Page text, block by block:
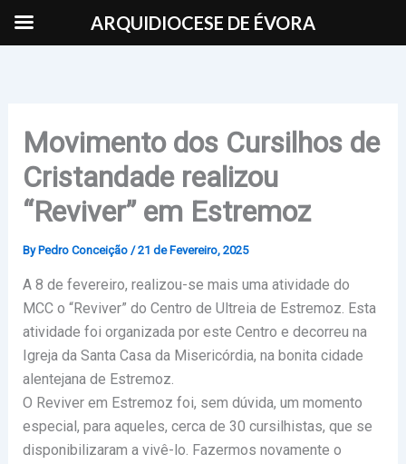
Movimento dos Cursilhos de
Cristandade realizou
“Reviver” em Estremoz
By Pedro Conceição /21 de Fevereiro, 2025
A 8 de fevereiro, realizou-se mais uma atividade do
MCC o “Reviver” do Centro de Ultreia de Estremoz. Esta
atividade foi organizada por este Centro e decorreu na
Igreja da Santa Casa da Misericórdia, na bonita cidade
alentejana de Estremoz.
O Reviver em Estremoz foi, sem dúvida, um momento
especial, para aqueles, cerca de 30 cursilhistas, que se
disponibilizaram a vivê-lo. Fazermos novamente o
ARQUIDIOCESE DE ÉVORA